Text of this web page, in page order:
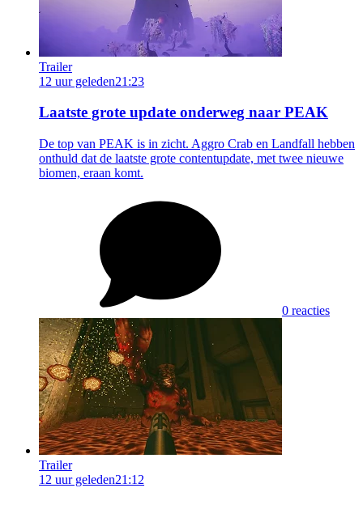
Trailer
12 uur geleden21:23
Laatste grote update onderweg naar PEAK
De top van PEAK is in zicht. Aggro Crab en Landfall hebben
onthuld dat de laatste grote contentupdate, met twee nieuwe
biomen, eraan komt.
0 reacties
Trailer
12 uur geleden21:12